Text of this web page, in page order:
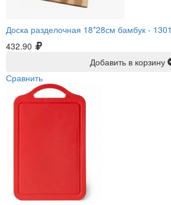
Доска разделочная 18*28см бамбук - 1301
432.90
Добавить в корзину
Сравнить